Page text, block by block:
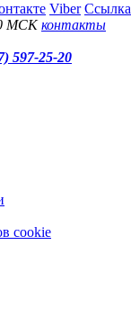
Viber Ссылка
МСКконтакты
597-25-20
cookie